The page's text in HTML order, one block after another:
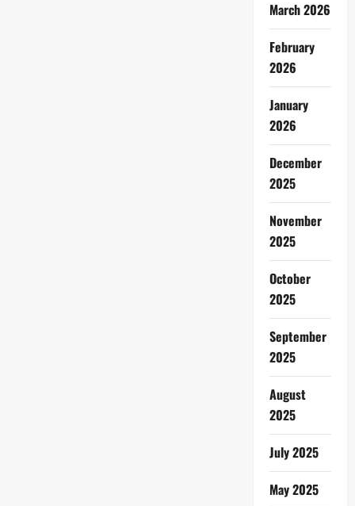
March 2026
February
2026
January
2026
December
2025
November
2025
October
2025
September
2025
August
2025
July 2025
May 2025